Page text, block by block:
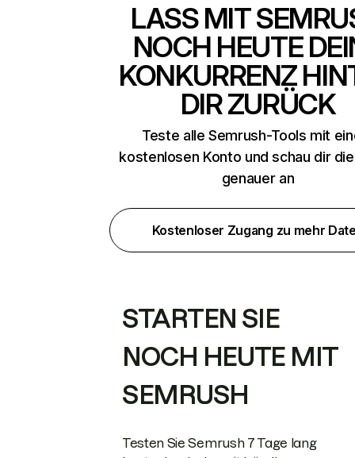
LASS MIT
NOCH HEUTE
KONKURRENZ
DIR ZURÜCK
Teste alle Semrush-Tools mit
kostenlosen Konto und schau dir
genauer an
Kostenloser Zugang zu mehr
STARTEN SIE
NOCH HEUTE MIT
SEMRUSH
Testen Sie Semrush 7 Tage lang